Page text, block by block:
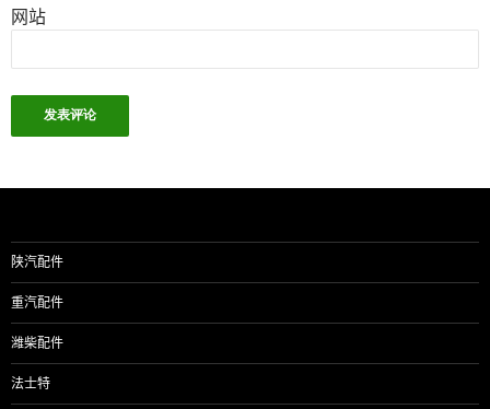
网站
陕汽配件
重汽配件
潍柴配件
法士特